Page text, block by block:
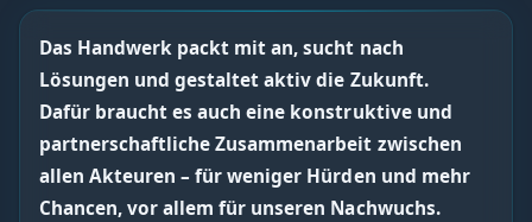
Das Handwerk packt mit an, sucht nach
Lösungen und gestaltet aktiv die Zukunft.
Dafür braucht es auch eine konstruktive und
partnerschaftliche Zusammenarbeit zwischen
allen Akteuren – für weniger Hürden und mehr
Chancen, vor allem für unseren Nachwuchs.